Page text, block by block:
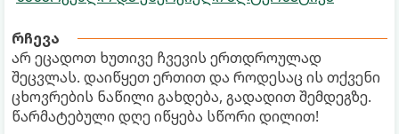
რჩევა
არ ეცადოთ ხუთივე ჩვევის ერთდროულად
შეცვლას. დაიწყეთ ერთით და როდესაც ის თქვენი
ცხოვრების ნაწილი გახდება, გადადით შემდეგზე.
წარმატებული დღე იწყება სწორი დილით!